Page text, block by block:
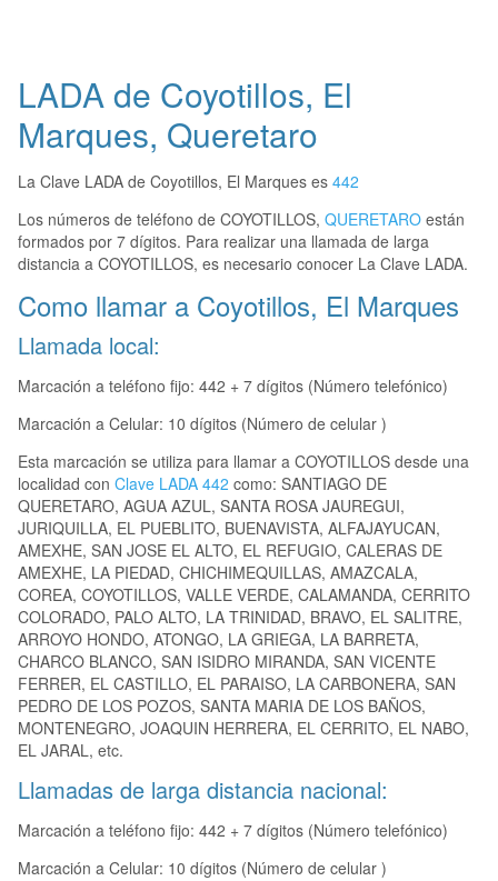
LADA de Coyotillos, El
Marques, Queretaro
La Clave LADA de Coyotillos, El Marques es 442
Los números de teléfono de COYOTILLOS, QUERETARO están
formados por 7 dígitos. Para realizar una llamada de larga
distancia a COYOTILLOS, es necesario conocer La Clave LADA.
Como llamar a Coyotillos, El Marques
Llamada local:
Marcación a teléfono fijo: 442 + 7 dígitos (Número telefónico)
Marcación a Celular: 10 dígitos (Número de celular )
Esta marcación se utiliza para llamar a COYOTILLOS desde una
localidad con Clave LADA 442 como: SANTIAGO DE
QUERETARO, AGUA AZUL, SANTA ROSA JAUREGUI,
JURIQUILLA, EL PUEBLITO, BUENAVISTA, ALFAJAYUCAN,
AMEXHE, SAN JOSE EL ALTO, EL REFUGIO, CALERAS DE
AMEXHE, LA PIEDAD, CHICHIMEQUILLAS, AMAZCALA,
COREA, COYOTILLOS, VALLE VERDE, CALAMANDA, CERRITO
COLORADO, PALO ALTO, LA TRINIDAD, BRAVO, EL SALITRE,
ARROYO HONDO, ATONGO, LA GRIEGA, LA BARRETA,
CHARCO BLANCO, SAN ISIDRO MIRANDA, SAN VICENTE
FERRER, EL CASTILLO, EL PARAISO, LA CARBONERA, SAN
PEDRO DE LOS POZOS, SANTA MARIA DE LOS BAÑOS,
MONTENEGRO, JOAQUIN HERRERA, EL CERRITO, EL NABO,
EL JARAL, etc.
Llamadas de larga distancia nacional:
Marcación a teléfono fijo: 442 + 7 dígitos (Número telefónico)
Marcación a Celular: 10 dígitos (Número de celular )